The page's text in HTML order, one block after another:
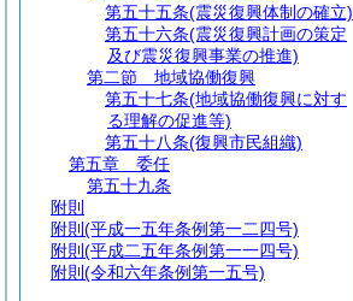
第五十五条(震災復興体制の確立)
第五十六条(震災復興計画の策定
及び震災復興事業の推進)
第二節
地域協働復興
第五十七条(地域協働復興に対す
る理解の促進等)
第五十八条(復興市民組織)
第五章
委任
第五十九条
附則
附則 (平成一五年条例第一二四号)
附則 (平成二五年条例第一一四号)
附則 (令和六年条例第一五号)